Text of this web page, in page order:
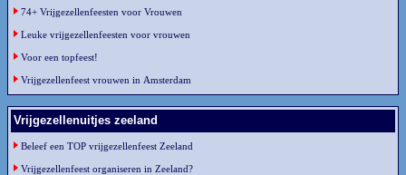
74+ Vrijgezellenfeesten voor Vrouwen
Leuke vrijgezellenfeesten voor vrouwen
Voor een topfeest!
Vrijgezellenfeest vrouwen in Amsterdam
Vrijgezellenuitjes zeeland
Beleef een TOP vrijgezellenfeest Zeeland
Vrijgezellenfeest organiseren in Zeeland?